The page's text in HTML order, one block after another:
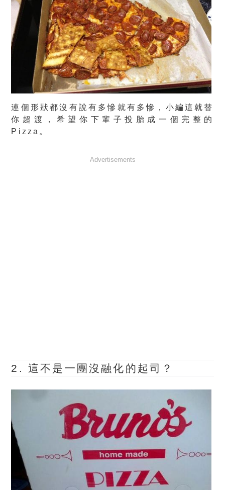
連個形狀都沒有說有多慘就有多慘，小編這就替
你超渡，希望你下輩子投胎成一個完整的
Pizza。
Advertisements
2. 這不是一團沒融化的起司？